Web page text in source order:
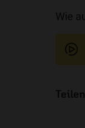
Wie